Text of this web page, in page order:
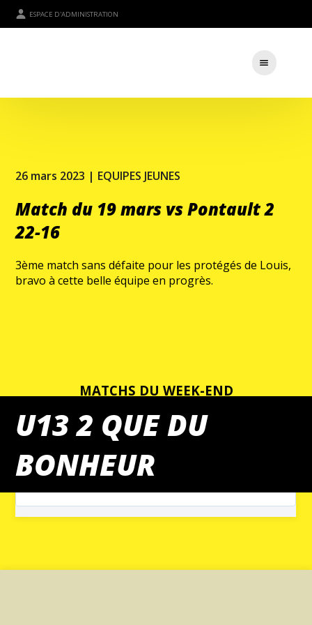
ESPACE D'ADMINISTRATION
U13 2 QUE DU
BONHEUR
26 mars 2023 | EQUIPES JEUNES
Match du 19 mars vs Pontault 2
22-16
3ème match sans défaite pour les protégés de Louis,
bravo à cette belle équipe en progrès.
MATCHS DU WEEK-END